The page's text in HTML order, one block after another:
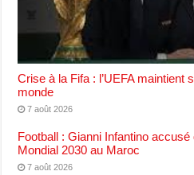
Crise à la Fifa : l’UEFA maintient
monde
7 août 2026
Football : Gianni Infantino accusé
Mondial 2030 au Maroc
7 août 2026